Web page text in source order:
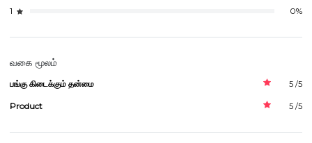
1
0%
வகை மூலம்
பங்கு கிடைக்கும் தன்மை 5 /5
Product 5 /5